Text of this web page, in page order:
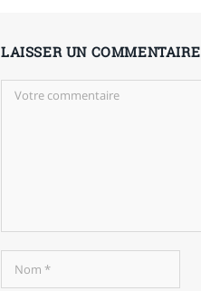
LAISSER UN COMMENTAIRE